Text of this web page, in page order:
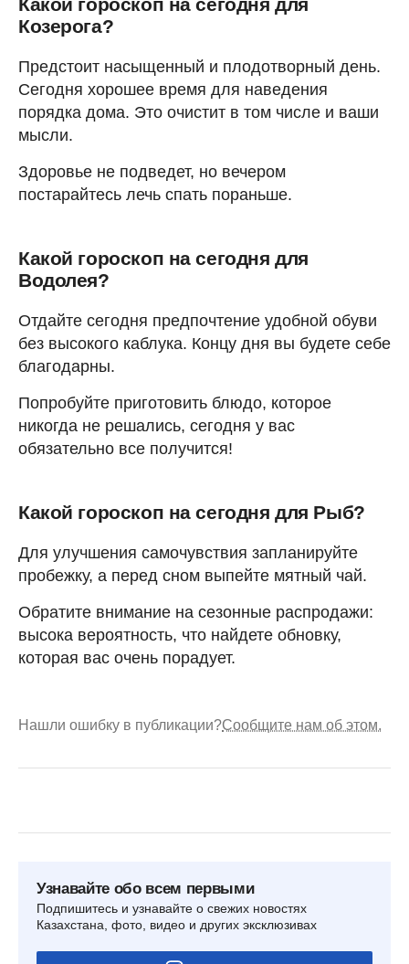
Козерога?
Предстоит насыщенный и плодотворный день.
Сегодня хорошее время для наведения
порядка дома. Это очистит в том числе и ваши
мысли.
Здоровье не подведет, но вечером
постарайтесь лечь спать пораньше.
Какой гороскоп на сегодня для
Водолея?
Отдайте сегодня предпочтение удобной обуви
без высокого каблука. Концу дня вы будете себе
благодарны.
Попробуйте приготовить блюдо, которое
никогда не решались, сегодня у вас
обязательно все получится!
Какой гороскоп на сегодня для Рыб?
Для улучшения самочувствия запланируйте
пробежку, а перед сном выпейте мятный чай.
Обратите внимание на сезонные распродажи:
высока вероятность, что найдете обновку,
которая вас очень порадует.
Нашли ошибку в публикации?Сообщите нам об этом.
Узнавайте обо всем первыми
Подпишитесь и узнавайте о свежих новостях
Казахстана, фото, видео и других эксклюзивах